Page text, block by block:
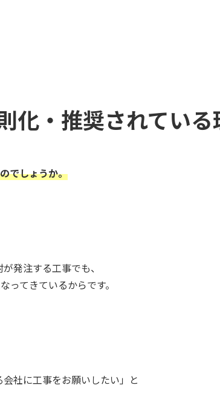
化・推奨されてい
でしょうか。
発注する工事でも、
ってきているからです。
社に工事をお願いしたい」と